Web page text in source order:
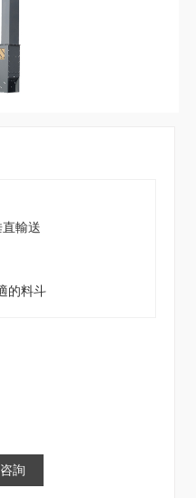
輸送
的料斗
詢